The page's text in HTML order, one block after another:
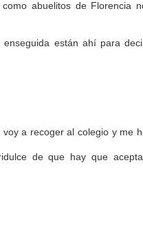
abuelitos de Florencia
están ahí para
a recoger al colegio y me
de que hay que